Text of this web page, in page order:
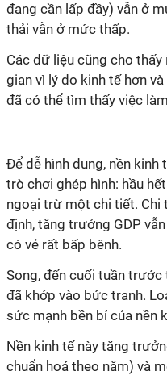
đang cần lấp đầy) vẫn ở
thải vẫn ở mức thấp.
Các dữ liệu cũng cho
gian vì lý do kinh tế hơn
đã có thể tìm thấy việc
Để dễ hình dung, nền
trò chơi ghép hình: hầu
ngoại trừ một chi tiết. Chi
định, tăng trưởng GDP
có vẻ rất bấp bênh.
Song, đến cuối tuần
đã khớp vào bức tranh.
sức mạnh bền bỉ của nền
Nền kinh tế này tăng
chuẩn hoá theo năm) và